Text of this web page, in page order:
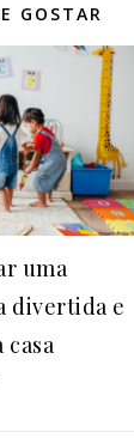
GOSTAR
uma
divertida e
casa